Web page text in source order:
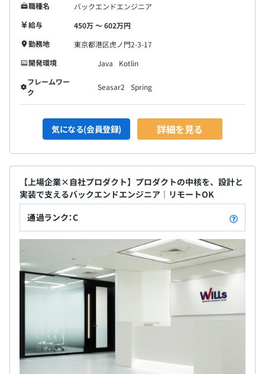
職種名
バックエンドエンジニア
給与
450万 〜 602万円
勤務地
東京都港区虎ノ門2-3-17
開発環境
Java
Kotlin
フレームワー
ク
Seasar2 Spring
気になる(会員登録) 詳細を見る
【上場企業×自社プロダクト】プロダクトの中核を、設計と
実装で支えるバックエンドエンジニア｜リモートOK
通過ランク：C